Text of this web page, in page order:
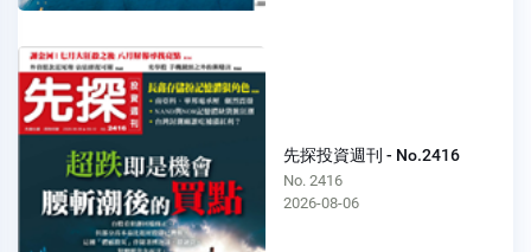
先探投資週刊 - No.2416
No. 2416
2026-08-06